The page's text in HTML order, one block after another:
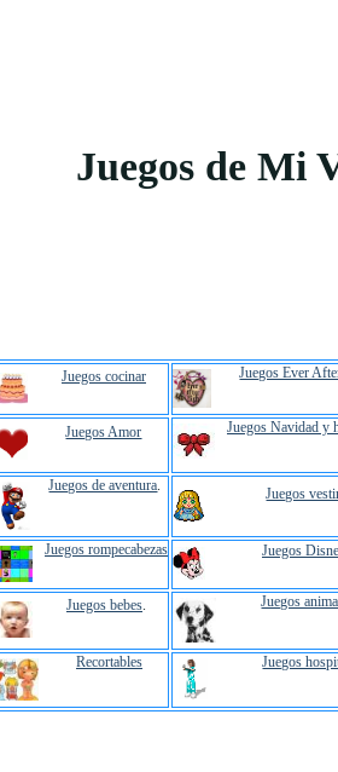
Juegos de Mi
Juegos cocinar Juegos Ever
Juegos Amor Juegos Navidad y
Juegos de aventura. Juegos
Juegos rompecabezas Juegos
Juegos bebes. Juegos
Recortables Juegos